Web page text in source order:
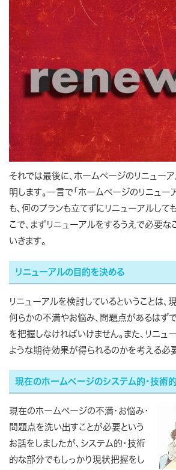
それでは最後に、ホームページのリニュー
明します。一言で「ホームページのリニュー
も、何のプランも立てずにリニューアルして
こで、まずリニューアルをするうえで必要な
いきます。
リニューアルの目的を決める
リニューアルを検討しているということは
何らかの不満やお悩み、問題点があるはず
を把握しなければいけません。また、リニュ
ような期待効果が得られるのかを考える必
現在のホームページのシステム的・技術
現在のホームページの不満・お悩み・
問題点を洗い出すことが必要という
お話をしましたが、システム的・技術
的な部分でもしっかり現状把握をし